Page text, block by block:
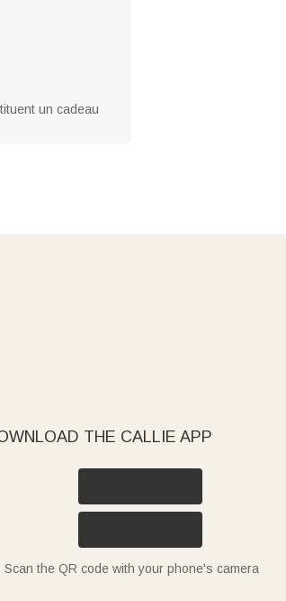
un cadeau
THE CALLIE APP
Scan the QR code with your phone's camera